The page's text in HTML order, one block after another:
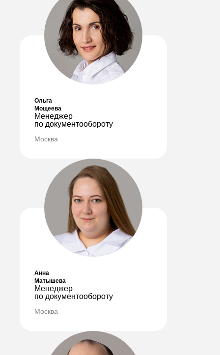
05
и даем безусловную гарантию
Ольга
Мощеева
Менеджер
по документообороту
Москва
Анна
Матышева
Менеджер
по документообороту
Москва